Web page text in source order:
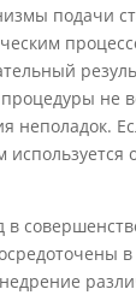
подачи
не
в